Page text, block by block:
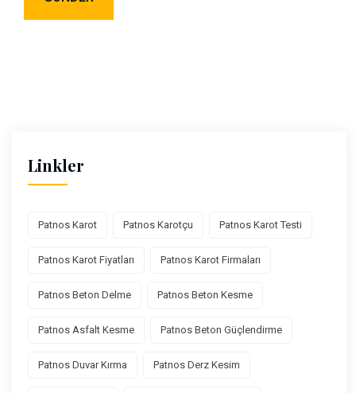
Linkler
Patnos Karot Patnos Karotçu Patnos Karot Testi
Patnos Karot Fiyatları Patnos Karot Firmaları
Patnos Beton Delme Patnos Beton Kesme
Patnos Asfalt Kesme Patnos Beton Güçlendirme
Patnos Duvar Kırma Patnos Derz Kesim